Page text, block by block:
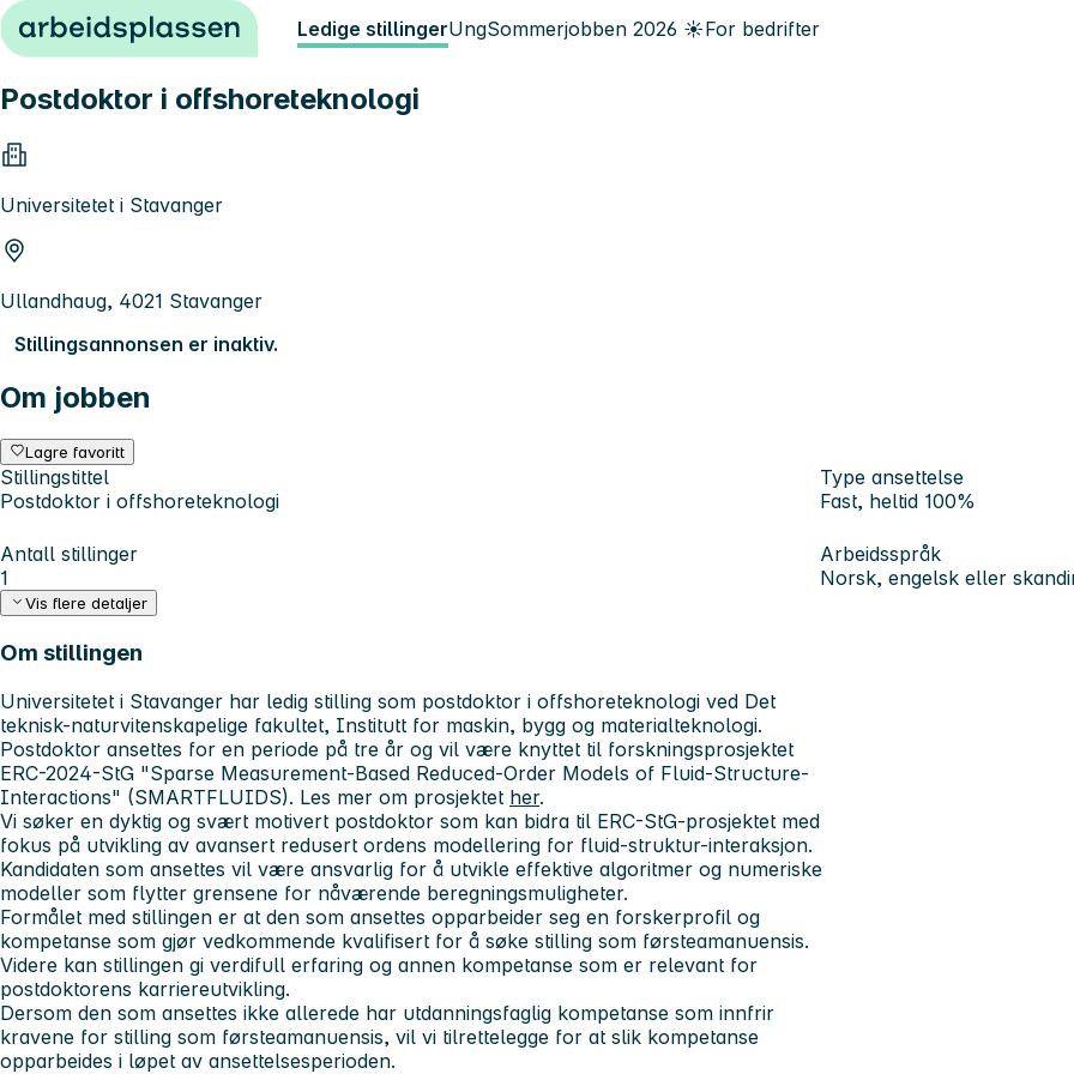
Hopp til innhold Ledige stillingerUngSommerjobben 2026 ☀️For bedrifter
Postdoktor i offshoreteknologi
Universitetet i Stavanger
Ullandhaug, 4021 Stavanger
Stillingsannonsen er inaktiv.
Om jobben
Lagre favoritt
Stillingstittel
Postdoktor i offshoreteknologi
Type ansettelse
Fast, heltid 100%
Antall stillinger
1
Arbeidsspråk
Norsk, engelsk eller
Vis flere detaljer
Om stillingen
Universitetet i Stavanger har ledig stilling som postdoktor i offshoreteknologi ved Det
teknisk-naturvitenskapelige fakultet, Institutt for maskin, bygg og materialteknologi.
Postdoktor ansettes for en periode på tre år og vil være knyttet til forskningsprosjektet
ERC-2024-StG "Sparse Measurement-Based Reduced-Order Models of Fluid-Structure-
Interactions" (SMARTFLUIDS). Les mer om prosjektet her.
Vi søker en dyktig og svært motivert postdoktor som kan bidra til ERC-StG-prosjektet med
fokus på utvikling av avansert redusert ordens modellering for fluid-struktur-interaksjon.
Kandidaten som ansettes vil være ansvarlig for å utvikle effektive algoritmer og numeriske
modeller som flytter grensene for nåværende beregningsmuligheter.
Formålet med stillingen er at den som ansettes opparbeider seg en forskerprofil og
kompetanse som gjør vedkommende kvalifisert for å søke stilling som førsteamanuensis.
Videre kan stillingen gi verdifull erfaring og annen kompetanse som er relevant for
postdoktorens karriereutvikling.
Dersom den som ansettes ikke allerede har utdanningsfaglig kompetanse som innfrir
kravene for stilling som førsteamanuensis, vil vi tilrettelegge for at slik kompetanse
opparbeides i løpet av ansettelsesperioden.